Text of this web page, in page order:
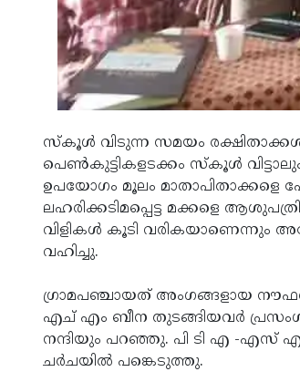
സ്‌കൂള്‍ വിടുന്ന സമയം
പെണ്‍കുട്ടികളടക്കം സ്‌കൂള്‍
ഉപയോഗം മൂലം മാതാപിതാക്കളെ
ലഹരിക്കടിമപ്പെട്ട മക്കളെ
വിളികള്‍ കൂടി വരികയാണെന്നും
വഹിച്ചു.
ഗ്രാമപഞ്ചായത് അംഗങ്ങളായ
എച് എം ബീന തുടങ്ങിയവര്‍
നന്ദിയും പറഞ്ഞു. പി ടി എ -എസ്
ചര്‍ചയില്‍ പങ്കെടുത്തു.